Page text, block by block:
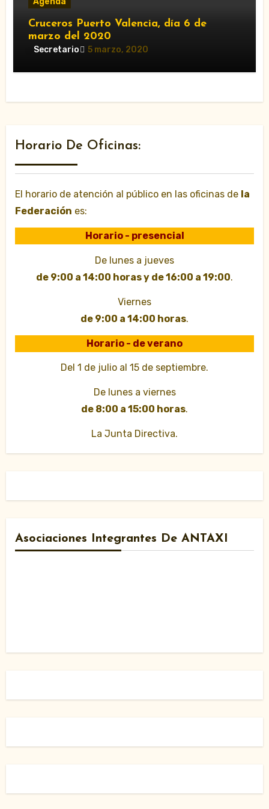
Cruceros Puerto Valencia, día 6 de
marzo del 2020
Secretario 5 marzo, 2020
Horario De Oficinas:
El horario de atención al público en las oficinas de la
Federación es:
Horario - presencial
De lunes a jueves
de 9:00 a 14:00 horas y de 16:00 a 19:00.
Viernes
de 9:00 a 14:00 horas.
Horario - de verano
Del 1 de julio al 15 de septiembre.
De lunes a viernes
de 8:00 a 15:00 horas.
La Junta Directiva.
Asociaciones Integrantes De ANTAXI